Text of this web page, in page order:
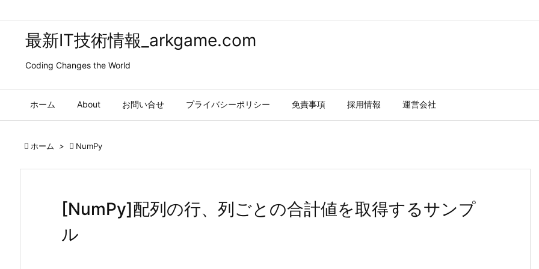
最新IT技術情報_arkgame.com
Coding Changes the World
ホーム About お問い合せ プライバシーポリシー 免責事項 採用情報 運営会社
 ホーム >  NumPy
[NumPy]配列の行、列ごとの合計値を取得するサンプ
ル